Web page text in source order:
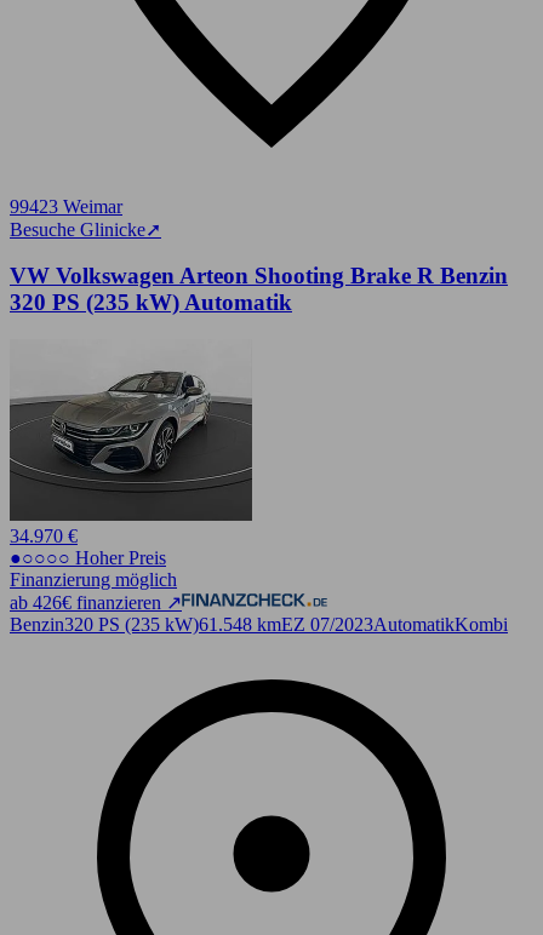
99423 Weimar
Besuche Glinicke➚
VW Volkswagen Arteon Shooting Brake R Benzin
320 PS (235 kW) Automatik
34.970 €
●○○○○ Hoher Preis
Finanzierung möglich
ab 426€ finanzieren ↗
Benzin320 PS (235 kW)61.548 kmEZ 07/2023AutomatikKombi